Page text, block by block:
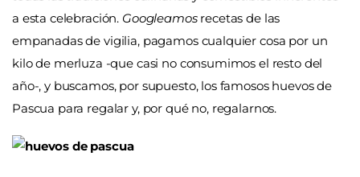
a esta celebración. Googleamosrecetas de las
empanadas de vigilia, pagamos cualquier cosa por un
kilo de merluza -que casi no consumimos el resto del
año-, y buscamos, por supuesto, los famosos huevos de
Pascua para regalar y, por qué no, regalarnos.